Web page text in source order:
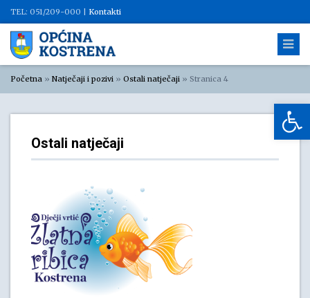
TEL: 051/209-000 | Kontakti
Početna » Natječaji i pozivi » Ostali natječaji » Stranica 4
Ostali natječaji